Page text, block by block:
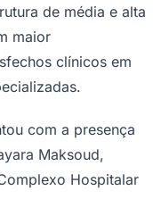
de média e alta
maior
clínicos em
com a presença
Maksoud,
Hospitalar